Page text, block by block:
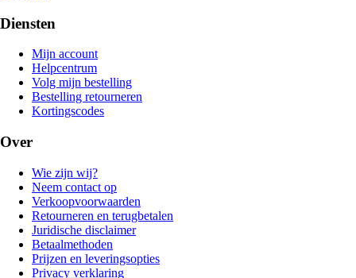
Diensten
Mijn account
Helpcentrum
Volg mijn bestelling
Bestelling retourneren
Kortingscodes
Over
Wie zijn wij?
Neem contact op
Verkoopvoorwaarden
Retourneren en terugbetalen
Juridische disclaimer
Betaalmethoden
Prijzen en leveringsopties
Privacy verklaring